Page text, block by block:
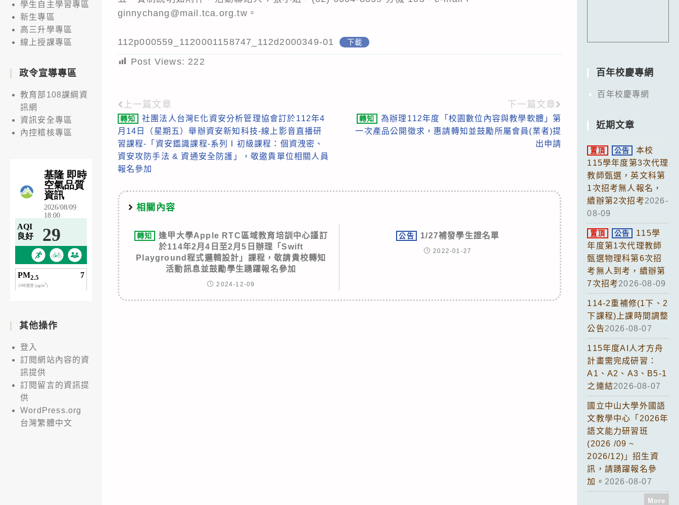
ginnychang@mail.tca.org.tw。
112p000559_1120001158747_112d2000349-01 下載
Post Views: 222
Read
more
articles
上一篇文章
轉知
社團法人台灣E化資安分析管理協會訂於112年4
月14日（星期五）舉辦資安新知科技-線上影音直播研
習課程-「資安鑑識課程-系列Ⅰ初級課程：個資洩密、
資安攻防手法 & 資通安全防護」，敬邀貴單位相關人員
報名參加
下一篇文章
轉知
為辦理112年度「校園數位內容與教學軟體」第
一次產品公開徵求，惠請轉知並鼓勵所屬會員(業者)提
出申請
相關內容
轉知
逢甲大學Apple RTC區域教育培訓中心謹訂
於114年2月4日至2月5日辦理「Swift
Playground程式邏輯設計」課程，敬請貴校轉知
活動訊息並鼓勵學生踴躍報名參加
2024-12-09
公告 1/27補發學生證名單
2022-01-27
學生自主學習專區
新生專區
高三升學專區
線上授課專區
政令宣導專區
教育部108課綱資
訊網
資訊安全專區
內控稽核專區
其他操作
登入
訂閱網站內容的資
訊提供
訂閱留言的資訊提
供
WordPress.org
台灣繁體中文
百年校慶專網
百年校慶專網
近期文章
置頂 公告
本校
115學年度第3次代理
教師甄選，英文科第
1次招考無人報名，
續辦第2次招考2026-
08-09
置頂 公告
115學
年度第1次代理教師
甄選物理科第6次招
考無人到考，續辦第
7次招考2026-08-09
114-2重補修(1下、2
下課程)上課時間調整
公告2026-08-07
115年度AI人才方舟
計畫需完成研習：
A1、A2、A3、B5-1
之連結2026-08-07
國立中山大學外國語
文教學中心「2026年
語文能力研習班
(2026 /09 ~
2026/12)」招生資
訊，請踴躍報名參
加。 2026-08-07
More